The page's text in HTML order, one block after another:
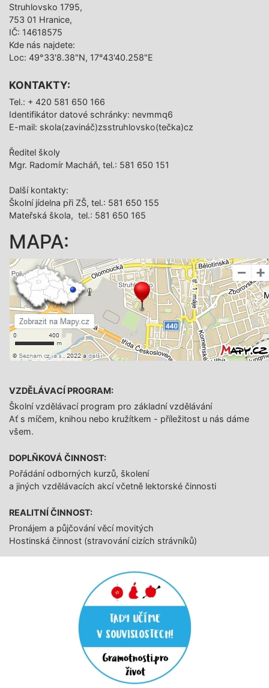
Struhlovsko 1795,
753 01 Hranice,
IČ: 14618575
Kde nás najdete:
Loc: 49°33'8.38"N, 17°43'40.258"E
KONTAKTY:
Tel.: + 420 581 650 166
Identifikátor datové schránky: nevmmq6
E-mail: skola(zavináč)zsstruhlovsko(tečka)cz
Ředitel školy
Mgr. Radomír Macháň, tel.: 581 650 151
Další­ kontakty:
Školní jídelna při ZŠ, tel.: 581 650 155
Mateřská škola, tel.: 581 650 165
MAPA:
VZDĚLÁVACÍ PROGRAM:
Školní vzdělávací program pro základní vzdělávání
Ať s míčem, knihou nebo kružítkem - příležitost u nás dáme
všem.
DOPLŇKOVÁ ČINNOST:
Pořádání odborných kurzů, školení
a jiných vzdělávacích akcí včetně lektorské činnosti
REALITNÍ ČINNOST:
Pronájem a půjčování věcí movitých
Hostinská činnost (stravování cizích strávníků)